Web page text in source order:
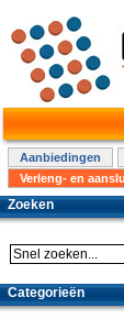
Aanbiedingen
Verleng- en
Zoeken
Categorieën